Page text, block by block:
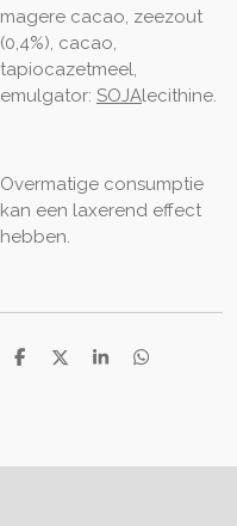
magere cacao, zeezout
(0,4%), cacao,
tapiocazetmeel,
emulgator: SOJAlecithine.
Overmatige consumptie
kan een laxerend effect
hebben.
D
D
S
D